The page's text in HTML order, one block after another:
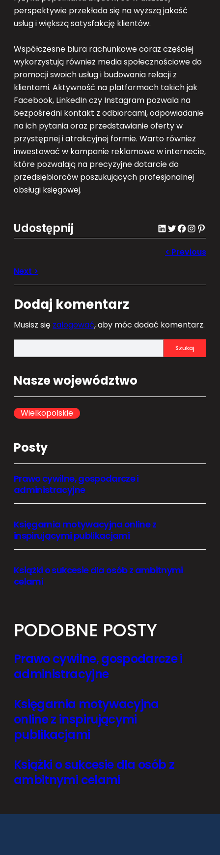
perspektywie przekłada się na wyższą jakość
usług i większą satysfakcję klientów.
Współczesne biura rachunkowe coraz częściej
wykorzystują również media społecznościowe do
promocji swoich usług i budowania relacji z
klientami. Aktywność na platformach takich jak
Facebook, LinkedIn czy Instagram pozwala na
bezpośredni kontakt z odbiorcami, odpowiadanie
na ich pytania oraz przedstawianie oferty w
przystępnej i atrakcyjnej formie. Warto również
inwestować w kampanie reklamowe w internecie,
które pozwalają na precyzyjne dotarcie do
przedsiębiorców poszukujących profesjonalnej
obsługi księgowej.
Udostępnij LinkedIn Twitter Facebook Instagram Pinterest
Dodaj komentarz
Musisz się zalogować, aby móc dodać komentarz.
e
r
c
h
Szukaj
Nasze województwo
Wielkopolskie
Posty
Prawo cywilne, gospodarcze i
administracyjne
Księgarnia motywacyjna online z
inspirującymi publikacjami
Książki o sukcesie dla osób z ambitnymi
celami
PODOBNE POSTY
Prawo cywilne, gospodarcze i
administracyjne
Księgarnia motywacyjna
online z inspirującymi
publikacjami
Książki o sukcesie dla osób z
ambitnymi celami